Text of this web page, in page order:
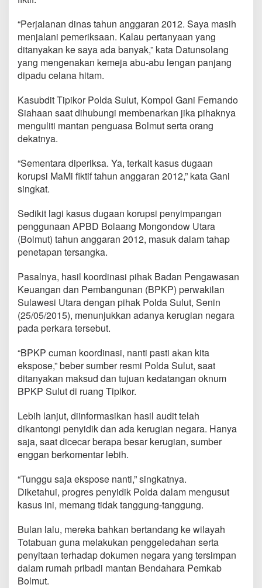
a
P
e
n
y
k
P
o
S
u
t
“Perjalanan dinas tahun anggaran 2012. Saya masih
menjalani pemeriksaan. Kalau pertanyaan yang
ditanyakan ke saya ada banyak,” kata Datunsolang
yang mengenakan kemeja abu-abu lengan panjang
dipadu celana hitam.
Kasubdit Tipikor Polda Sulut, Kompol Gani Fernando
Siahaan saat dihubungi membenarkan jika pihaknya
menguliti mantan penguasa Bolmut serta orang
dekatnya.
“Sementara diperiksa. Ya, terkait kasus dugaan
korupsi MaMi fiktif tahun anggaran 2012,” kata Gani
singkat.
Sedikit lagi kasus dugaan korupsi penyimpangan
penggunaan APBD Bolaang Mongondow Utara
(Bolmut) tahun anggaran 2012, masuk dalam tahap
penetapan tersangka.
Pasalnya, hasil koordinasi pihak Badan Pengawasan
Keuangan dan Pembangunan (BPKP) perwakilan
Sulawesi Utara dengan pihak Polda Sulut, Senin
(25/05/2015), menunjukkan adanya kerugian negara
pada perkara tersebut.
“BPKP cuman koordinasi, nanti pasti akan kita
ekspose,” beber sumber resmi Polda Sulut, saat
ditanyakan maksud dan tujuan kedatangan oknum
BPKP Sulut di ruang Tipikor.
Lebih lanjut, diinformasikan hasil audit telah
dikantongi penyidik dan ada kerugian negara. Hanya
saja, saat dicecar berapa besar kerugian, sumber
enggan berkomentar lebih.
“Tunggu saja ekspose nanti,” singkatnya.
Diketahui, progres penyidik Polda dalam mengusut
kasus ini, memang tidak tanggung-tanggung.
Bulan lalu, mereka bahkan bertandang ke wilayah
Totabuan guna melakukan penggeledahan serta
penyitaan terhadap dokumen negara yang tersimpan
dalam rumah pribadi mantan Bendahara Pemkab
Bolmut.